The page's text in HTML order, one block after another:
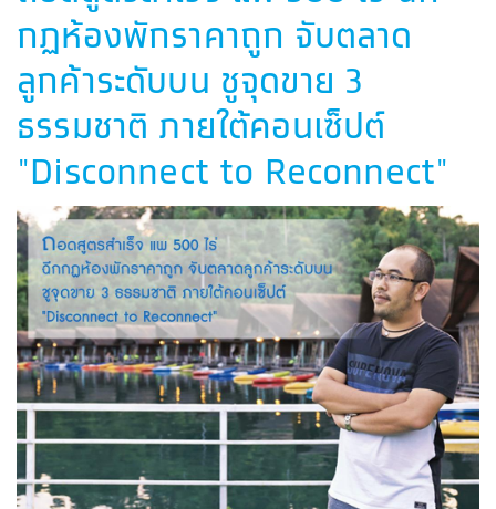
ค้นหาจุดบริการ
FOLLOW USKrungthai SME​
กฏห้องพักราคาถูก จับตลาด
ลูกค้าระดับบน ชูจุดขาย 3
ธรรมชาติ ภายใต้คอนเซ็ปต์
"Disconnect to Reconnect"